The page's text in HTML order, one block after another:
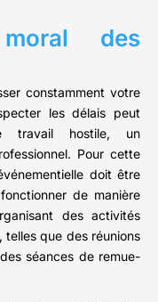
des
constamment votre
les délais peut
travail hostile, un
Pour cette
doit être
de manière
des activités
telles que des réunions
séances de remue-